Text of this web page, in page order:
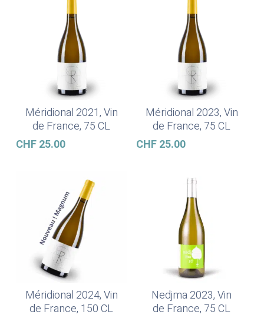
Weiterlesen
Méridional 2021, Vin
de France, 75 CL
CHF25.00
In Den Warenkorb
Méridional 2023, Vin
de France, 75 CL
CHF25.00
In Den Warenkorb
Méridional 2024, Vin
de France, 150 CL
In Den Warenkorb
Nedjma 2023, Vin
de France, 75 CL